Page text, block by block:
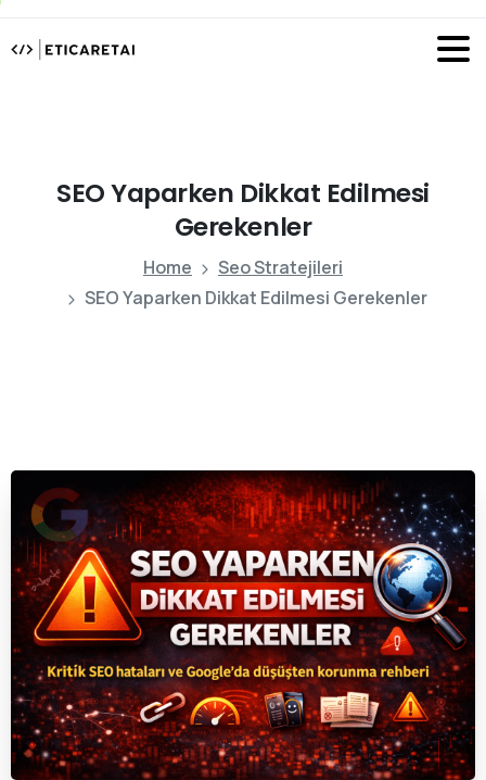
SEOYaparken Dikkat Edilmesi
Gerekenler
Home
Seo Stratejileri
SEO Yaparken Dikkat Edilmesi Gerekenler